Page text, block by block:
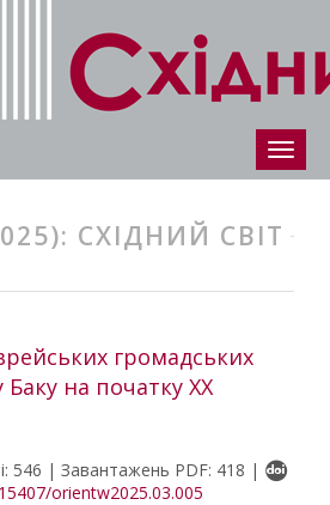
СХІДНИЙ СВІТ
громадських
Баку на початку ХХ
546 | Завантажень PDF: 418 |
orientw2025.03.005